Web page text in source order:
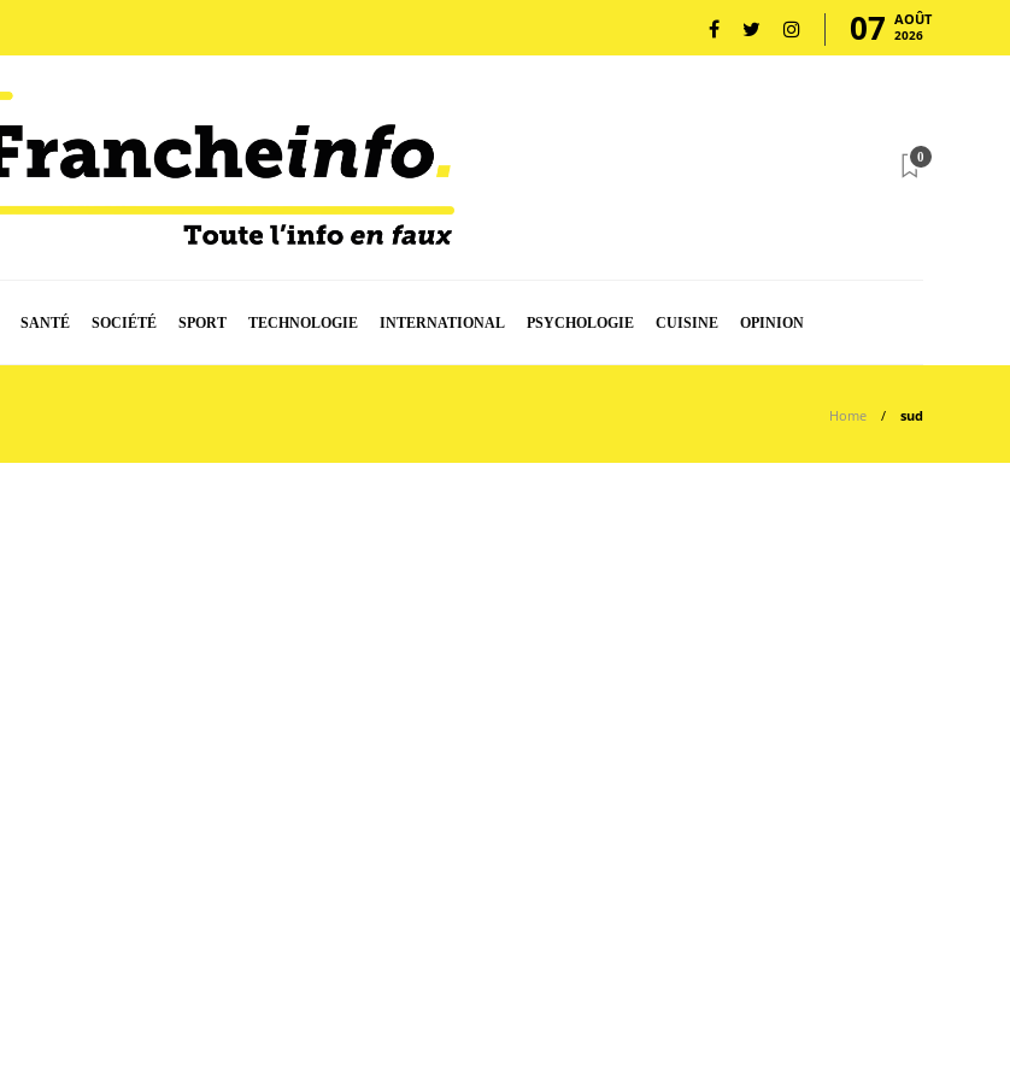
07 AOÛT
2026
0
SANTÉ SOCIÉTÉ SPORT TECHNOLOGIE INTERNATIONAL PSYCHOLOGIE CUISINE OPINION
Home sud